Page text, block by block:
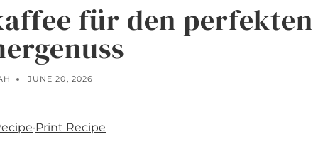
für den perfekten
JUNE 20, 2026
·Print Recipe